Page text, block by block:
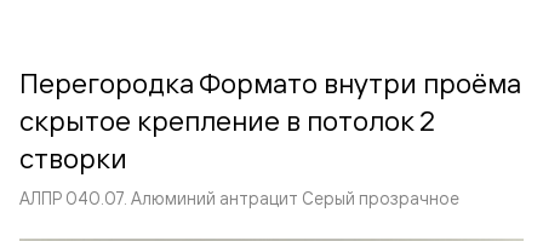
алюминиевых перегородок и дверей координируется
со стеновыми панелями Волховец.
Перегородка Формато внутри проёма
скрытое крепление в потолок 2
створки
АЛПР 040.07. Алюминий антрацит Серый прозрачное